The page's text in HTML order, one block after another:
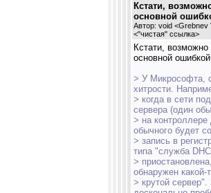
Кстати,
основной
Автор: void <Grebnev
<"чистая" ссылка>
Кстати,
основной
> У Микрософта,
хитрости.
> когда в сети
сервера (один
> на
обычного будет
> запись в
типа "служба
>
обнаружен какой-
> крутой